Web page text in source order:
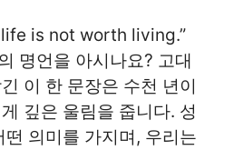
is not worth living.”
명언을 아시나요? 고대
이 한 문장은 수천 년이
깊은 울림을 줍니다. 성
의미를 가지며, 우리는